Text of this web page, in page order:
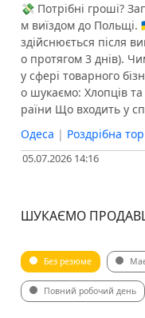
💸 Потрібні гроші?
м виїздом до Польщі.
здійснюється після
о протягом 3 днів).
у сфері товарного
о шукаємо: Хлопців
раїни Що входить у
Одеса | Роздрібна
05.07.2026 14:16
ШУКАЄМО
Без резюме
Повний робочий день